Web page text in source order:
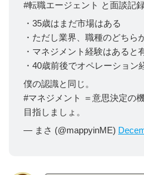
#転職エージェント と面談記録
・35歳はまだ市場はある
・ただし業界、職種のどちら
・マネジメント経験はあると
・40歳前後でオペレーション
僕の認識と同じ。
#マネジメント ＝意思決定の
目指しましょ。
— まさ (@mappyinME)